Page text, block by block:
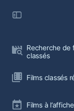
Recherche de
classés
Films classés
Films à l’affiche